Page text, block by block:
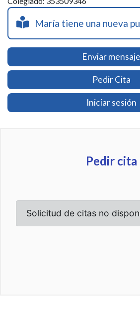
María tiene una nueva
Enviar mensaje
Pedir Cita
Iniciar sesión
Pedir cita